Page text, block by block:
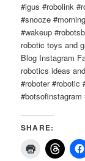
#igus #robolink
#snooze
#wakeup
robotic toys and
Blog Instagram
robotics ideas
#roboter #robotic
#botsofinstagram
SHARE: